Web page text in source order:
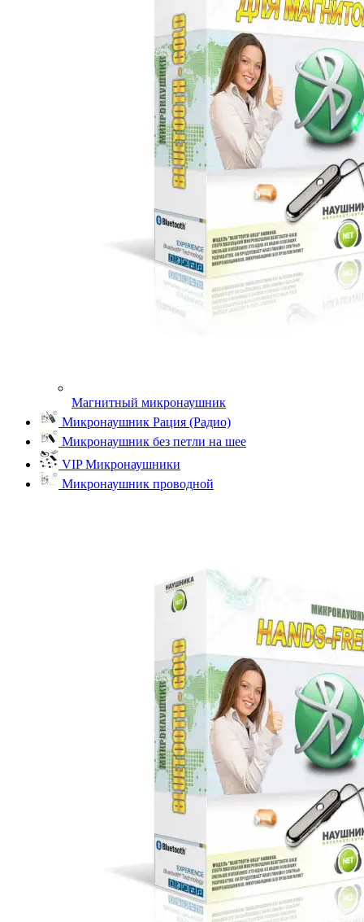
Магнитный микронаушник
Микронаушник Рация (Радио)
Микронаушник без петли на шее
VIP Микронаушники
Микронаушник проводной